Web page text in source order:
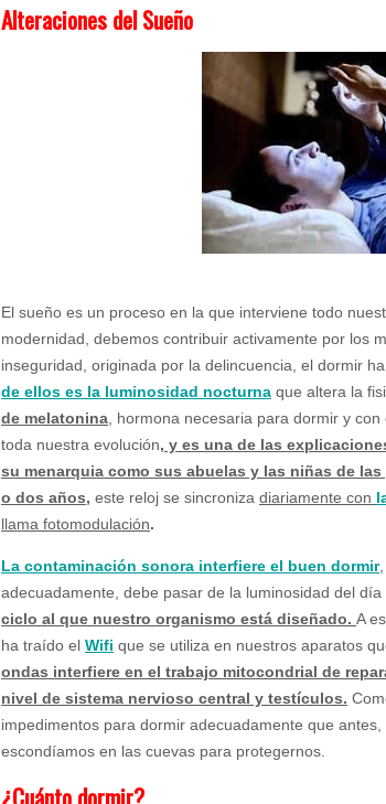
Alteraciones del Sueño
El sueño es un proceso en la que interviene todo
modernidad, debemos contribuir activamente por los
inseguridad, originada por la delincuencia, el dormir
de ellos es la luminosidad nocturna que altera la
de melatonina, hormona necesaria para dormir y
toda nuestra evolución, y es una de las
su menarquia como sus abuelas y las niñas de
o dos años, este reloj se sincroniza diariamente con
llama fotomodulación.
La contaminación sonora interfiere el buen dormir
adecuadamente, debe pasar de la luminosidad del
ciclo al que nuestro organismo está diseñado. A
ha traído el Wifi que se utiliza en nuestros aparatos
ondas interfiere en el trabajo mitocondrial de
nivel de sistema nervioso central y testículos.
impedimentos para dormir adecuadamente que
escondíamos en las cuevas para protegernos.
¿Cuánto dormir?